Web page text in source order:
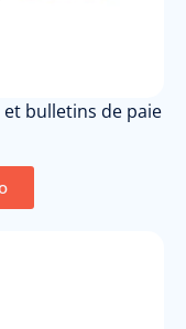
bulletins de paie